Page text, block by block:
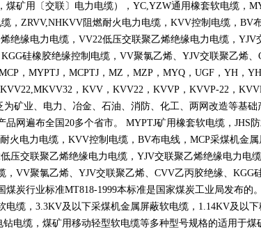
煤矿用〔交联〕电力电缆）， YC,YZW通用橡套软电缆，
， ZRVV,NHKVV阻燃耐火电力电缆， KVV控制电缆， BV
绝缘电力电缆， VV22低压交联聚乙烯绝缘电力电缆， YJV
KGG硅橡胶绝缘控制电缆， VV聚氯乙烯、 YJV交联聚乙烯、
， MYPTJ ， MCPTJ ， MZ ， MZP ， MYQ ， UGF ， YH ，
， KVV ， KVV22 ， KVVP ， KVVP-22 ，
为矿业、电力、冶金、石油、消防、化工、两网改造等基
品网遍布全国20多个省市。 MYPTJ矿用橡套软电缆， JHS
火电力电缆， KVV控制电缆， BV布电线， MCP采煤机金属
低压交联聚乙烯绝缘电力电缆， YJV交联聚乙烯绝缘电力电缆
， VV聚氯乙烯、 YJV交联聚乙烯、 CVV乙丙胶绝缘、 KGG
煤炭行业标准MT818-1999本标准是国家煤炭工业局发布的
电缆， 3.3KV及以下采煤机金属屏蔽软电缆， 1.14KV及以下
钻电缆，煤矿用移动轻型软电缆等多种型号规格的适用于煤